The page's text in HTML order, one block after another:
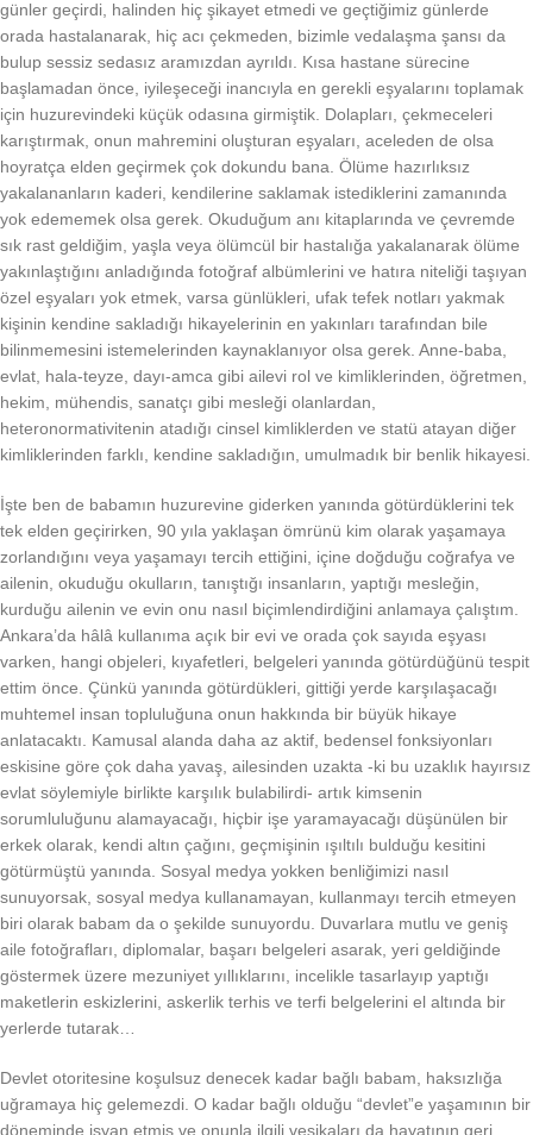
günler geçirdi, halinden hiç şikayet etmedi ve geçtiğimiz günlerde
orada hastalanarak, hiç acı çekmeden, bizimle vedalaşma şansı da
bulup sessiz sedasız aramızdan ayrıldı. Kısa hastane sürecine
başlamadan önce, iyileşeceği inancıyla en gerekli eşyalarını toplamak
için huzurevindeki küçük odasına girmiştik. Dolapları, çekmeceleri
karıştırmak, onun mahremini oluşturan eşyaları, aceleden de olsa
hoyratça elden geçirmek çok dokundu bana. Ölüme hazırlıksız
yakalananların kaderi, kendilerine saklamak istediklerini zamanında
yok edememek olsa gerek. Okuduğum anı kitaplarında ve çevremde
sık rast geldiğim, yaşla veya ölümcül bir hastalığa yakalanarak ölüme
yakınlaştığını anladığında fotoğraf albümlerini ve hatıra niteliği taşıyan
özel eşyaları yok etmek, varsa günlükleri, ufak tefek notları yakmak
kişinin kendine sakladığı hikayelerinin en yakınları tarafından bile
bilinmemesini istemelerinden kaynaklanıyor olsa gerek. Anne-baba,
evlat, hala-teyze, dayı-amca gibi ailevi rol ve kimliklerinden, öğretmen,
hekim, mühendis, sanatçı gibi mesleği olanlardan,
heteronormativitenin atadığı cinsel kimliklerden ve statü atayan diğer
kimliklerinden farklı, kendine sakladığın, umulmadık bir benlik hikayesi.
İşte ben de babamın huzurevine giderken yanında götürdüklerini tek
tek elden geçirirken, 90 yıla yaklaşan ömrünü kim olarak yaşamaya
zorlandığını veya yaşamayı tercih ettiğini, içine doğduğu coğrafya ve
ailenin, okuduğu okulların, tanıştığı insanların, yaptığı mesleğin,
kurduğu ailenin ve evin onu nasıl biçimlendirdiğini anlamaya çalıştım.
Ankara’da hâlâ kullanıma açık bir evi ve orada çok sayıda eşyası
varken, hangi objeleri, kıyafetleri, belgeleri yanında götürdüğünü tespit
ettim önce. Çünkü yanında götürdükleri, gittiği yerde karşılaşacağı
muhtemel insan topluluğuna onun hakkında bir büyük hikaye
anlatacaktı. Kamusal alanda daha az aktif, bedensel fonksiyonları
eskisine göre çok daha yavaş, ailesinden uzakta -ki bu uzaklık hayırsız
evlat söylemiyle birlikte karşılık bulabilirdi- artık kimsenin
sorumluluğunu alamayacağı, hiçbir işe yaramayacağı düşünülen bir
erkek olarak, kendi altın çağını, geçmişinin ışıltılı bulduğu kesitini
götürmüştü yanında. Sosyal medya yokken benliğimizi nasıl
sunuyorsak, sosyal medya kullanamayan, kullanmayı tercih etmeyen
biri olarak babam da o şekilde sunuyordu. Duvarlara mutlu ve geniş
aile fotoğrafları, diplomalar, başarı belgeleri asarak, yeri geldiğinde
göstermek üzere mezuniyet yıllıklarını, incelikle tasarlayıp yaptığı
maketlerin eskizlerini, askerlik terhis ve terfi belgelerini el altında bir
yerlerde tutarak…
Devlet otoritesine koşulsuz denecek kadar bağlı babam, haksızlığa
uğramaya hiç gelemezdi. O kadar bağlı olduğu “devlet”e yaşamının bir
döneminde isyan etmiş ve onunla ilgili vesikaları da hayatının geri